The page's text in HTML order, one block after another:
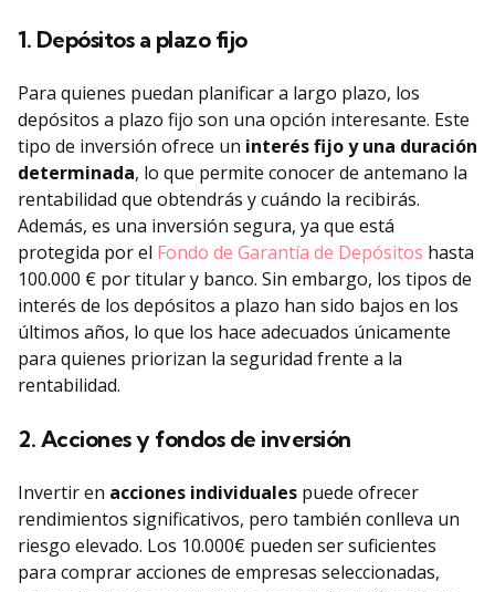
1. Depósitos a plazo fijo
Para quienes puedan planificar a largo plazo, los
depósitos a plazo fijo son una opción interesante. Este
tipo de inversión ofrece un interés fijo y una duración
determinada, lo que permite conocer de antemano la
rentabilidad que obtendrás y cuándo la recibirás.
Además, es una inversión segura, ya que está
protegida por el Fondo de Garantía de Depósitos hasta
100.000 € por titular y banco. Sin embargo, los tipos de
interés de los depósitos a plazo han sido bajos en los
últimos años, lo que los hace adecuados únicamente
para quienes priorizan la seguridad frente a la
rentabilidad.
2. Acciones y fondos de inversión
Invertir en acciones individuales puede ofrecer
rendimientos significativos, pero también conlleva un
riesgo elevado. Los 10.000€ pueden ser suficientes
para comprar acciones de empresas seleccionadas,